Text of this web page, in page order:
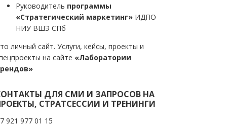
Руководитель программы
«Стратегический маркетинг» ИДПО
НИУ ВШЭ СПб
личный сайт. Услуги, кейсы, проекты и
на сайте «Лаборатории
ДЛЯ СМИ И ЗАПРОСОВ НА
СТРАТСЕССИИ И ТРЕНИНГИ
921 977 01 15